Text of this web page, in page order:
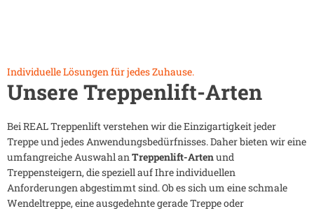
Individuelle Lösungen für jedes Zuhause.
Unsere Treppenlift-Arten
Bei REAL Treppenlift verstehen wir die Einzigartigkeit jeder
Treppe und jedes Anwendungsbedürfnisses. Daher bieten wir eine
umfangreiche Auswahl anTreppenlift-Artenund
Treppensteigern, die speziell auf Ihre individuellen
Anforderungen abgestimmt sind. Ob es sich um eine schmale
Wendeltreppe, eine ausgedehnte gerade Treppe oder